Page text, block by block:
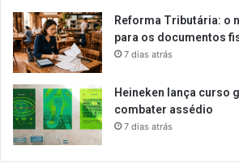
Reforma Tributária: o
para os documentos
7 dias atrás
Heineken lança curso
combater assédio
7 dias atrás